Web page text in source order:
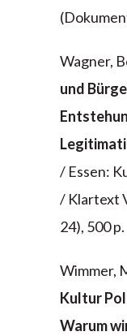
Wagner,
und
/ Essen:
/ Klartext
24), 500 p.
Wimmer,
Kultur
Warum